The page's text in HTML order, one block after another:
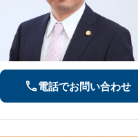
電話でお問い合わせ